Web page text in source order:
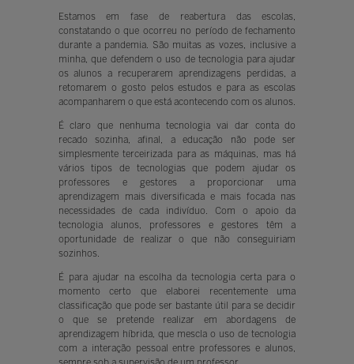
Estamos em fase de reabertura das escolas,
constatando o que ocorreu no período de fechamento
durante a pandemia. São muitas as vozes, inclusive a
minha, que defendem o uso de tecnologia para ajudar
os alunos a recuperarem aprendizagens perdidas, a
retomarem o gosto pelos estudos e para as escolas
acompanharem o que está acontecendo com os alunos.
É claro que nenhuma tecnologia vai dar conta do
recado sozinha, afinal, a educação não pode ser
simplesmente terceirizada para as máquinas, mas há
vários tipos de tecnologias que podem ajudar os
professores e gestores a proporcionar uma
aprendizagem mais diversificada e mais focada nas
necessidades de cada indivíduo. Com o apoio da
tecnologia alunos, professores e gestores têm a
oportunidade de realizar o que não conseguiriam
sozinhos.
É para ajudar na escolha da tecnologia certa para o
momento certo que elaborei recentemente uma
classificação que pode ser bastante útil para se decidir
o que se pretende realizar em abordagens de
aprendizagem híbrida, que mescla o uso de tecnologia
com a interação pessoal entre professores e alunos,